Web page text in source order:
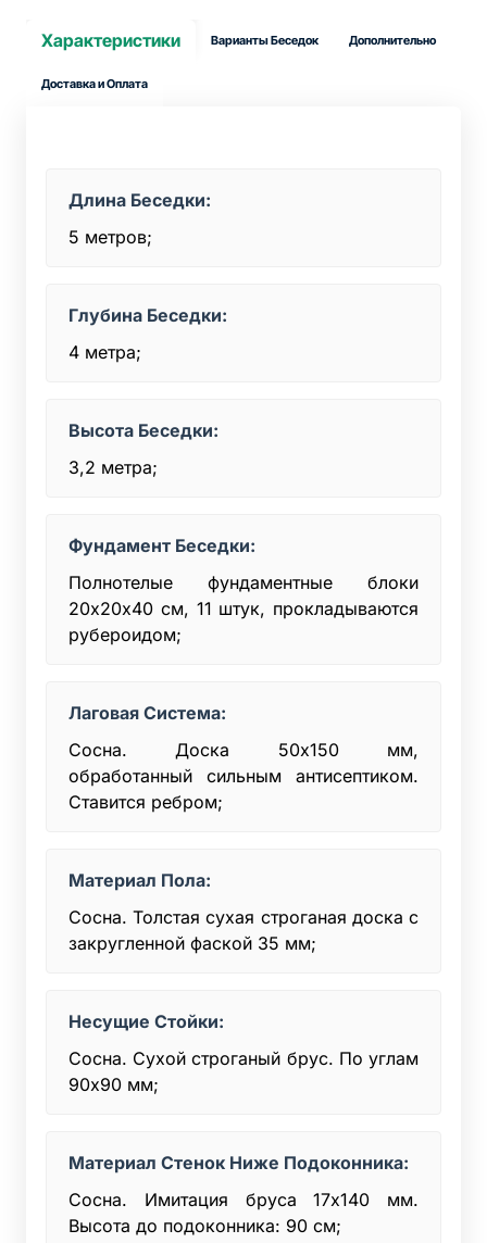
Характеристики Варианты Беседок Дополнительно
Доставка и Оплата
Длина Беседки:
5 метров;
Глубина Беседки:
4 метра;
Высота Беседки:
3,2 метра;
Фундамент Беседки:
Полнотелые фундаментные блоки
20х20x40 см, 11 штук, прокладываются
рубероидом;
Лаговая Система:
Сосна. Доска 50x150 мм,
обработанный сильным антисептиком.
Ставится ребром;
Материал Пола:
Сосна. Толстая сухая строганая доска с
закругленной фаской 35 мм;
Несущие Стойки:
Сосна. Сухой строганый брус. По углам
90х90 мм;
Материал Стенок Ниже Подоконника:
Сосна. Имитация бруса 17х140 мм.
Высота до подоконника: 90 см;